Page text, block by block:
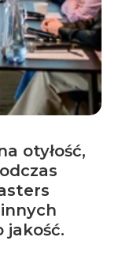
otyłość,
jakość.